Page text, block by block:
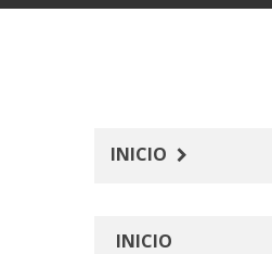
INICIO
INICIO